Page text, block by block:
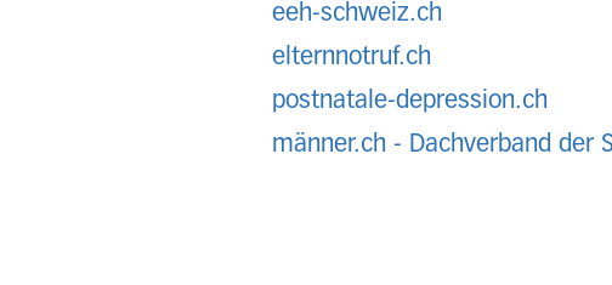
eeh-schweiz.ch
elternnotruf.ch
postnatale-depression.ch
männer.ch - Dachverband der